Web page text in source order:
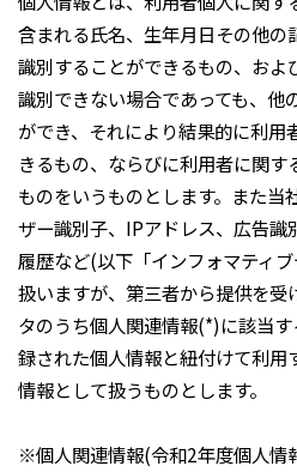
含まれる氏名、生年月日その他の
識別することができるもの、およ
識別できない場合であっても、他
ができ、それにより結果的に利用
きるもの、ならびに利用者に関
ものをいうものとします。また
ザー識別子、IPアドレス、広告
履歴など(以下「インフォマティ
扱いますが、第三者から提供を受
タのうち個人関連情報(*)に該当
録された個人情報と紐付けて利用
情報として扱うものとします。
※個人関連情報(令和2年度個人情